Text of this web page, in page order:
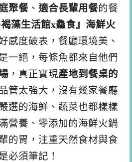
聚餐 、 適合長輩用餐的餐
褐藻生活館x鱻食』海鮮火
感度破表，餐廳環境美、
一絕，每條魚都來自他們
，真正實現產地到餐桌的
管太強大，沒有幾家餐廳
選的海鮮、蔬菜也都樣樣
營養、零添加的海鮮火鍋
的胃，注重天然食材與食
必須筆記！